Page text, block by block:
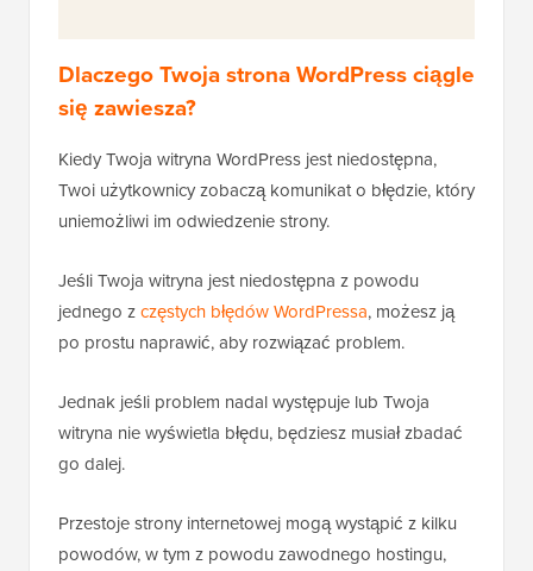
Dlaczego Twoja strona WordPress ciągle
się zawiesza?
Kiedy Twoja witryna WordPress jest niedostępna,
Twoi użytkownicy zobaczą komunikat o błędzie, który
uniemożliwi im odwiedzenie strony.
Jeśli Twoja witryna jest niedostępna z powodu
jednego zczęstych błędów WordPressa, możesz ją
po prostu naprawić, aby rozwiązać problem.
Jednak jeśli problem nadal występuje lub Twoja
witryna nie wyświetla błędu, będziesz musiał zbadać
go dalej.
Przestoje strony internetowej mogą wystąpić z kilku
powodów, w tym z powodu zawodnego hostingu,